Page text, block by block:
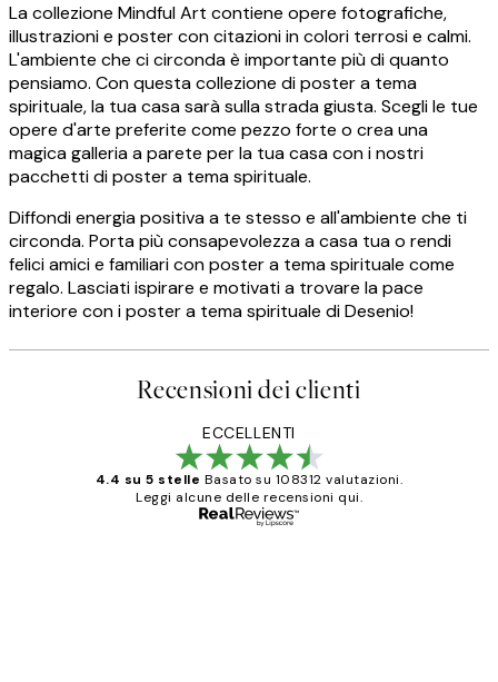
La collezione Mindful Art contiene opere fotografiche,
illustrazioni e poster con citazioni in colori terrosi e calmi.
L'ambiente che ci circonda è importante più di quanto
pensiamo. Con questa collezione di poster a tema
spirituale, la tua casa sarà sulla strada giusta. Scegli le tue
opere d'arte preferite come pezzo forte o crea una
magica galleria a parete per la tua casa con i nostri
pacchetti di poster a tema spirituale.
Diffondi energia positiva a te stesso e all'ambiente che ti
circonda. Porta più consapevolezza a casa tua o rendi
felici amici e familiari con poster a tema spirituale come
regalo. Lasciati ispirare e motivati a trovare la pace
interiore con i poster a tema spirituale di Desenio!
Recensioni dei clienti
ECCELLENTI
4.4 su 5 stelle Basato su 108312 valutazioni.
Leggi alcune delle recensioni qui.